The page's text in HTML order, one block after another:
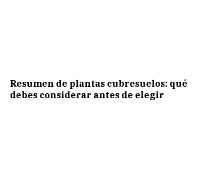
Resumen de plantas cubresuelos: qué
debes considerar antes de elegir